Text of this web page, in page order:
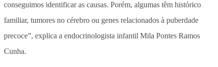
conseguimos identificar as causas. Porém, algumas têm histórico
familiar, tumores no cérebro ou genes relacionados à puberdade
precoce”, explica a endocrinologista infantil Mila Pontes Ramos
Cunha.